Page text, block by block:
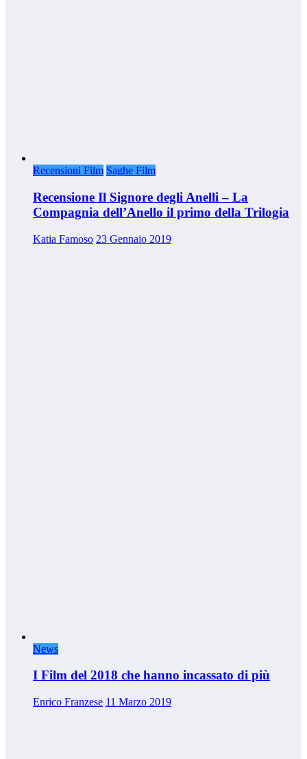
Recensioni Film Saghe Film
Recensione Il Signore degli Anelli – La
Compagnia dell’Anello il primo della Trilogia
Katia Famoso 23 Gennaio 2019
News
I Film del 2018 che hanno incassato di più
Enrico Franzese 11 Marzo 2019